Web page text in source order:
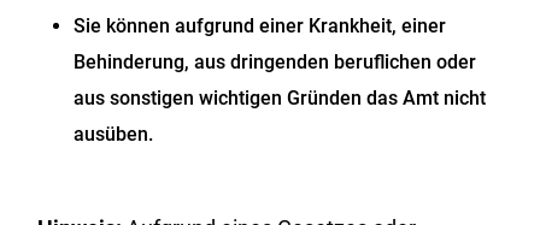
Sie können aufgrund einer Krankheit, einer
Behinderung, aus dringenden beruflichen oder
aus sonstigen wichtigen Gründen das Amt nicht
ausüben.